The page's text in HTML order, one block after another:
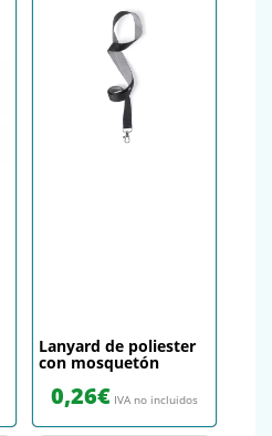
Lanyard de poliester
con mosquetón
0,26€ IVA no incluidos